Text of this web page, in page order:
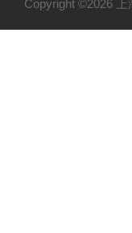
Copyright ©2026